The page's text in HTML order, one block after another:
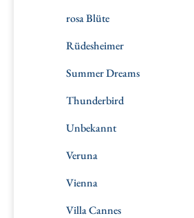
rosa Blüte
Rüdesheimer
Summer Dreams
Thunderbird
Unbekannt
Veruna
Vienna
Villa Cannes